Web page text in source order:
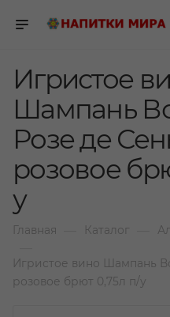
Игристое
Шампань
Розе де
розовое
у
Главная Каталог
Игристое вино Шампань
розовое брют 0,75л п/у